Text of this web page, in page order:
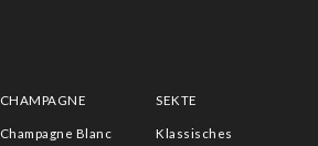
CHAMPAGNE
Champagne Blanc
SEKTE
Klassisches